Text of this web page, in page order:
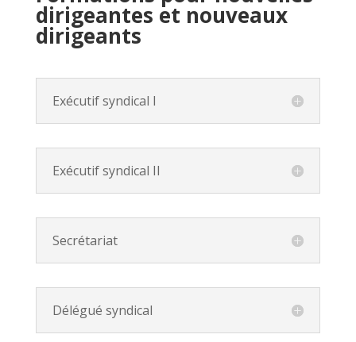
dirigeantes et nouveaux
dirigeants
Exécutif syndical I
Exécutif syndical II
Secrétariat
Délégué syndical